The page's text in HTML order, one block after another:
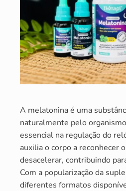
A melatonina é uma
naturalmente pelo
essencial na regulação do
auxilia o corpo a reconhecer
desacelerar, contribuindo
Com a popularização da
diferentes formatos